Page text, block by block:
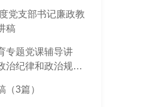
党支部书记廉政教
稿
专题党课辅导讲
治纪律和政治规矩
格共产党员
（3篇）